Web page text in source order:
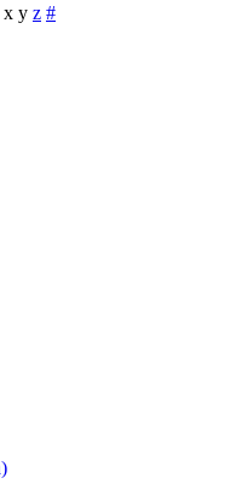
x y z #